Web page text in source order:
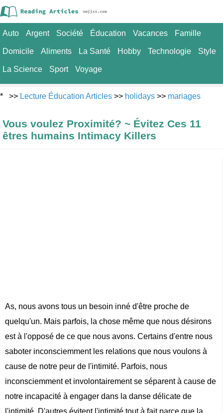
Auto Argent Société Éducation Vacances Famille
Domicile Aliments La Santé Hobby Technologie Style
La Science Sport Voyage
* >> Lecture Éducation Articles >> holidays >> mariages
Vous voulez Proximité? ~ Évitez Ces 11
êtres humains Intimacy Killers
As, nous avons tous un besoin inné d'être proche de
quelqu'un. Mais parfois, la chose même que nous désirons
est à l'opposé de ce que nous avons. Certains d'entre nous
saboter inconsciemment les relations que nous voulons à
cause de notre peur de l'intimité. Parfois, nous
inconsciemment et involontairement se séparent à cause de
notre incapacité à engager dans la danse délicate de